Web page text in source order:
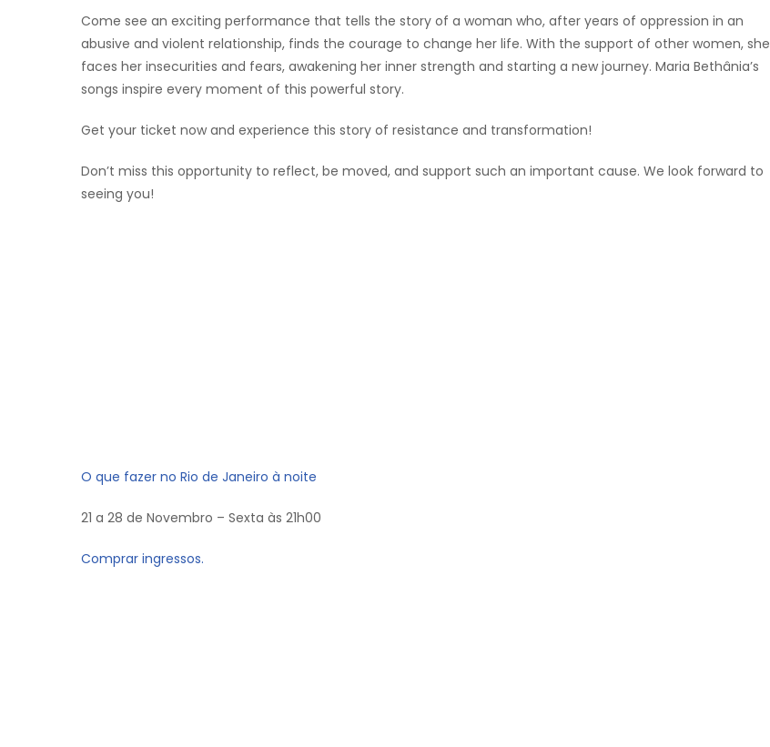
Come see an exciting performance that tells the story of a woman who, after years of oppression in an
abusive and violent relationship, finds the courage to change her life. With the support of other women, she
faces her insecurities and fears, awakening her inner strength and starting a new journey. Maria Bethânia’s
songs inspire every moment of this powerful story.
Get your ticket now and experience this story of resistance and transformation!
Don’t miss this opportunity to reflect, be moved, and support such an important cause. We look forward to
seeing you!
O que fazer no Rio de Janeiro à noite
21 a 28 de Novembro – Sexta às 21h00
Comprar ingressos.